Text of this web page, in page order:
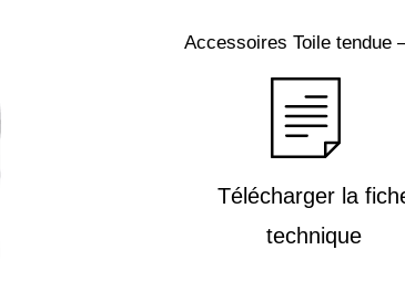
Accessoires Toile tendue
Télécharger la
technique